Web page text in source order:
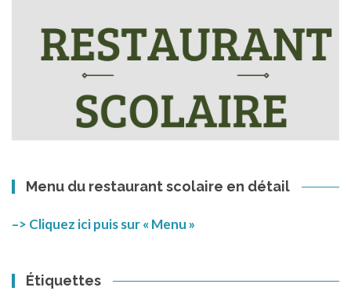
Menu du restaurant scolaire en détail
–> Cliquez ici puis sur « Menu »
Étiquettes